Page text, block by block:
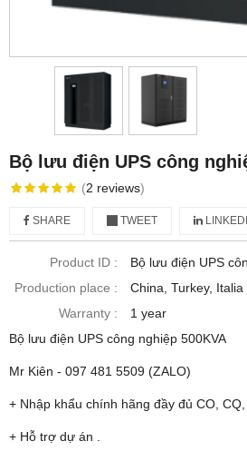
Bộ lưu điện UPS công
(2 reviews)
SHARE TWEET
Product ID :
Bộ lưu điện UPS
Production place :
China, Turkey, Italia
Warranty :
1 year
Bộ lưu điện UPS công nghiệp 500KVA
Mr Kiên - 097 481 5509 (ZALO)
+ Nhập khẩu chính hãng đầy đủ CO, CQ,
+ Hỗ trợ dự án .